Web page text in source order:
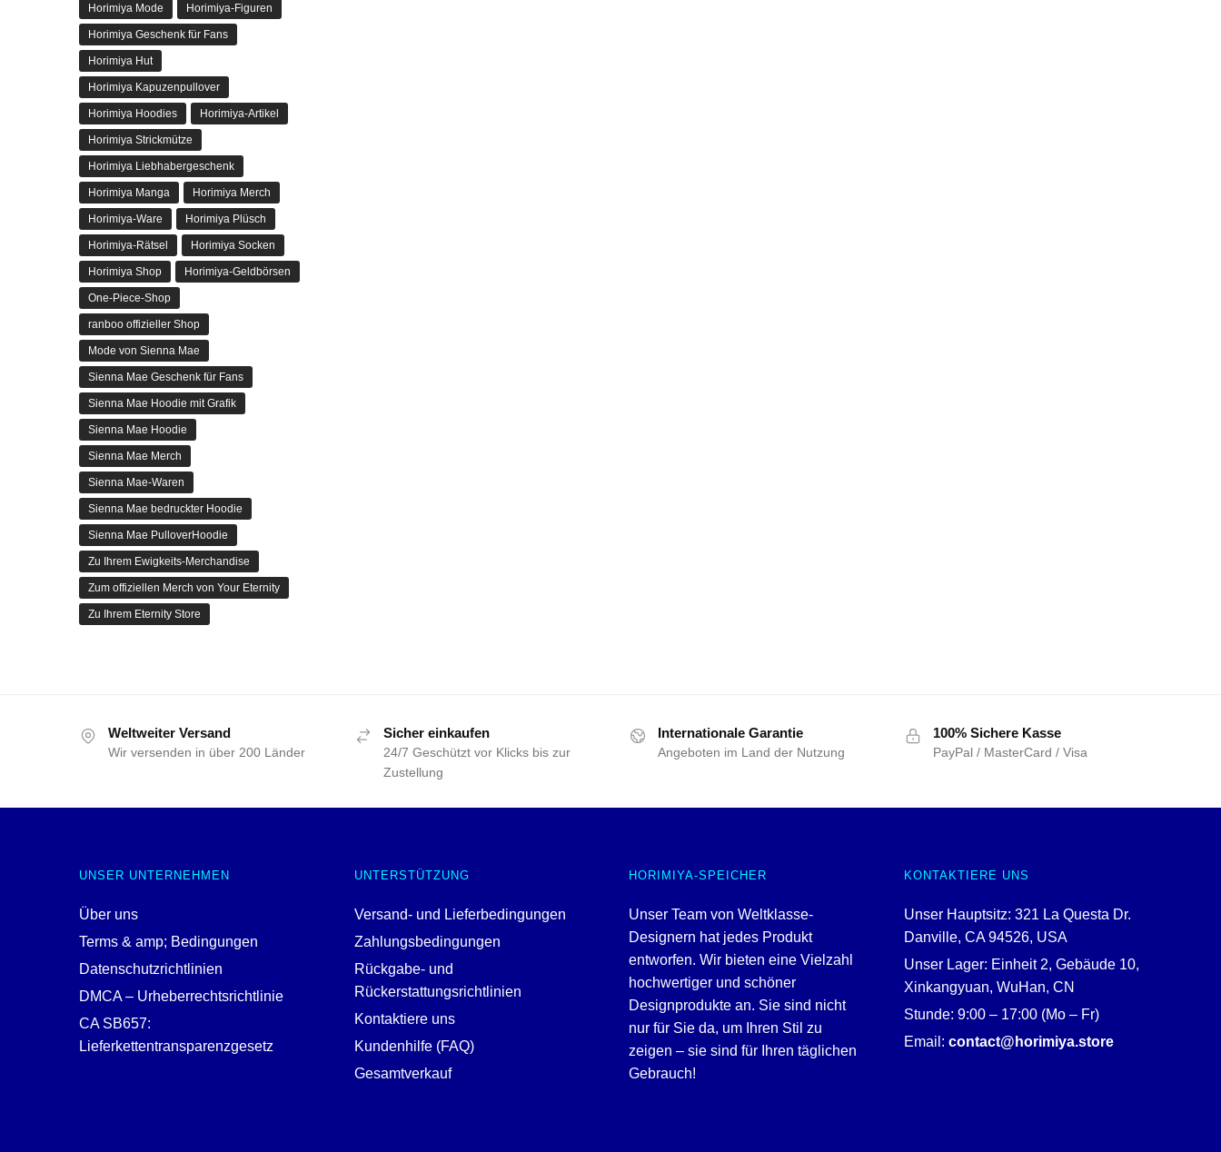
Horimiya Mode Horimiya-Figuren
Horimiya Geschenk für Fans
Horimiya Hut
Horimiya Kapuzenpullover
Horimiya Hoodies Horimiya-Artikel
Horimiya Strickmütze
Horimiya Liebhabergeschenk
Horimiya Manga Horimiya Merch
Horimiya-Ware Horimiya Plüsch
Horimiya-Rätsel Horimiya Socken
Horimiya Shop Horimiya-Geldbörsen
One-Piece-Shop
ranboo offizieller Shop
Mode von Sienna Mae
Sienna Mae Geschenk für Fans
Sienna Mae Hoodie mit Grafik
Sienna Mae Hoodie
Sienna Mae Merch
Sienna Mae-Waren
Sienna Mae bedruckter Hoodie
Sienna Mae PulloverHoodie
Zu Ihrem Ewigkeits-Merchandise
Zum offiziellen Merch von Your Eternity
Zu Ihrem Eternity Store
Weltweiter Versand
Wir versenden in über 200 Länder
Sicher einkaufen
24/7 Geschützt vor Klicks bis zur
Zustellung
Internationale Garantie
Angeboten im Land der Nutzung
100% Sichere Kasse
PayPal / MasterCard / Visa
UNSER UNTERNEHMEN
Über uns
Terms & amp; Bedingungen
Datenschutzrichtlinien
DMCA – Urheberrechtsrichtlinie
CA SB657:
Lieferkettentransparenzgesetz
UNTERSTÜTZUNG
Versand- und Lieferbedingungen
Zahlungsbedingungen
Rückgabe- und
Rückerstattungsrichtlinien
Kontaktiere uns
Kundenhilfe (FAQ)
Gesamtverkauf
HORIMIYA-SPEICHER
Unser Team von Weltklasse-
Designern hat jedes Produkt
entworfen. Wir bieten eine Vielzahl
hochwertiger und schöner
Designprodukte an. Sie sind nicht
nur für Sie da, um Ihren Stil zu
zeigen – sie sind für Ihren täglichen
Gebrauch!
KONTAKTIERE UNS
Unser Hauptsitz: 321 La Questa Dr.
Danville, CA 94526, USA
Unser Lager: Einheit 2, Gebäude 10,
Xinkangyuan, WuHan, CN
Stunde: 9:00 – 17:00 (Mo – Fr)
Email: contact@horimiya.store